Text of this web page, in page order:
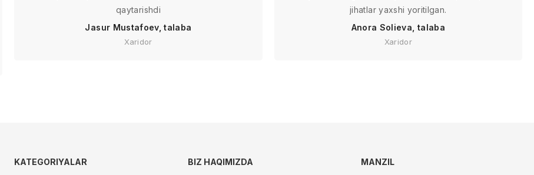
qaytarishdi
Jasur Mustafoev, talaba
Xaridor
jihatlar yaxshi yoritilgan.
Anora Solieva, talaba
Xaridor
KATEGORIYALAR BIZ HAQIMIZDA MANZIL